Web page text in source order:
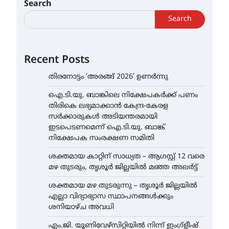
Search
Search
Recent Posts
തിരനോട്ടം ‘അരങ്ങ് 2026’ ഉണർന്നു
ഐ.ടി.യു. ബാങ്കിലെ നിക്ഷേപകർക്ക് പണം
തിരികെ ലഭ്യമാക്കാൻ കേന്ദ്ര-കേരള
സർക്കാരുകൾ അടിയന്തരമായി
ഇടപെടണമെന്ന് ഐ.ടി.യു. ബാങ്ക്
നിക്ഷേപക സംരക്ഷണ സമിതി
ശക്തമായ കാറ്റിന് സാധ്യത – ആഗസ്റ്റ് 12 വരെ
മഴ തുടരും, തൃശൂർ ജില്ലയിൽ മഞ്ഞ അലർട്ട്
ശക്തമായ മഴ തുടരുന്നു – തൃശൂർ ജില്ലയിൽ
എല്ലാ വിദ്യാഭ്യാസ സ്ഥാപനങ്ങൾക്കും
ശനിയാഴ്ച അവധി
എം.ജി. യൂണിവേഴ്‌സിറ്റിയിൽ നിന്ന് ഇംഗ്ളീഷ്